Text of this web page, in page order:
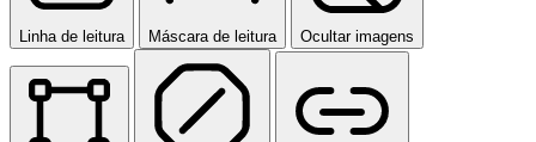
Linha de leitura Máscara de leitura Ocultar imagens